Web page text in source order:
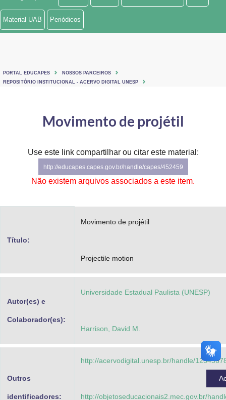
Ministério de Minas e Energia
Ministério do Turismo
Controladoria-Geral da União
Advocacia-Geral da União
Material UAB Periódicos
PORTAL EDUCAPES
NOSSOS PARCEIROS
REPOSITÓRIO INSTITUCIONAL - ACERVO DIGITAL UNESP
Movimento de projétil
Use este link compartilhar ou citar este material:
http://educapes.capes.gov.br/handle/capes/452459
Não existem arquivos associados a este item.
Título:
Movimento de projétil
Projectile motion
Autor(es) e
Colaborador(es):
Universidade Estadual Paulista (UNESP)
Harrison, David M.
Outros
identificadores:
http://acervodigital.unesp.br/handle/
http://objetoseducacionais2.mec.gov.br/